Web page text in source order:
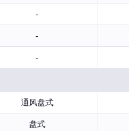
-
-
-
通风盘式
盘式